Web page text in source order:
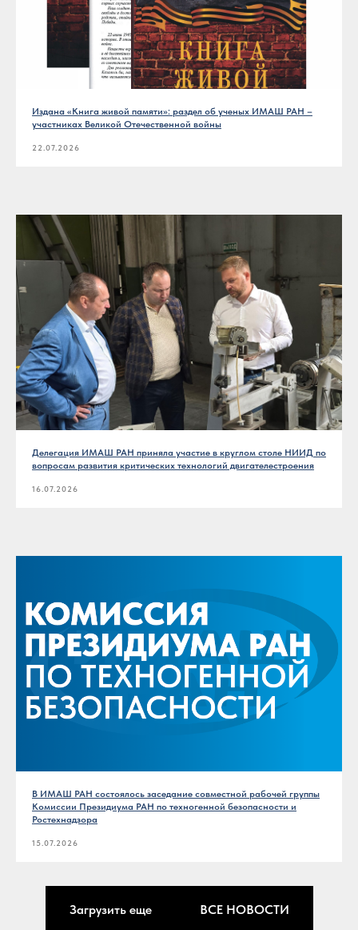
Издана «Книга живой памяти»: раздел об ученых ИМАШ РАН –
участниках Великой Отечественной войны
22.07.2026
Делегация ИМАШ РАН приняла участие в круглом столе НИИД по
вопросам развития критических технологий двигателестроения
16.07.2026
В ИМАШ РАН состоялось заседание совместной рабочей группы
Комиссии Президиума РАН по техногенной безопасности и
Ростехнадзора
15.07.2026
Загрузить еще ВСЕ НОВОСТИ